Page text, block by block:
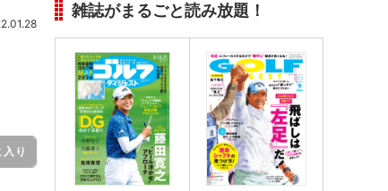
り
雑誌がまるごと読み放題！